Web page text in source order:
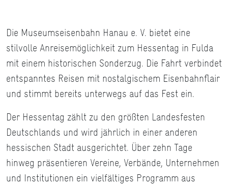
Die Museumseisenbahn Hanau e. V. bietet eine
stilvolle Anreisemöglichkeit zum Hessentag in Fulda
mit einem historischen Sonderzug. Die Fahrt verbindet
entspanntes Reisen mit nostalgischem Eisenbahnflair
und stimmt bereits unterwegs auf das Fest ein.
Der Hessentag zählt zu den größten Landesfesten
Deutschlands und wird jährlich in einer anderen
hessischen Stadt ausgerichtet. Über zehn Tage
hinweg präsentieren Vereine, Verbände, Unternehmen
und Institutionen ein vielfältiges Programm aus